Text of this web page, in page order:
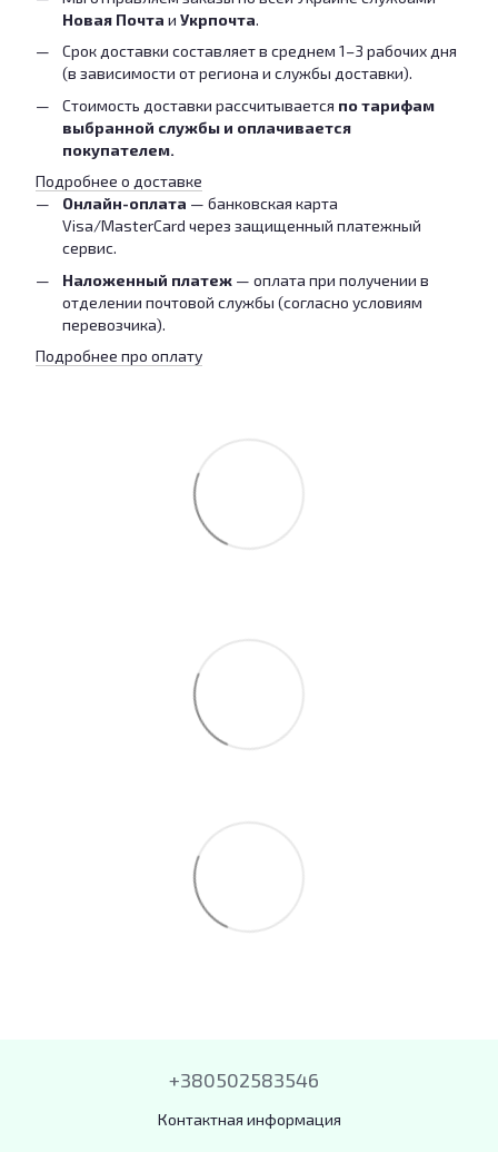
Новая Почта и Укрпочта.
Срок доставки составляет в среднем 1–3 рабочих дня
(в зависимости от региона и службы доставки).
Стоимость доставки рассчитывается по тарифам
выбранной службы и оплачивается
покупателем.
Подробнее о доставке
Онлайн-оплата — банковская карта
Visa/MasterCard через защищенный платежный
сервис.
Наложенный платеж — оплата при получении в
отделении почтовой службы (согласно условиям
перевозчика).
Подробнее про оплату
+380502583546
Контактная информация